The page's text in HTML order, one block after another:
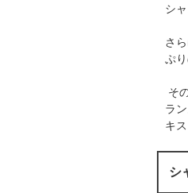
シ
さ
ぷ
そ
ラ
キ
シ